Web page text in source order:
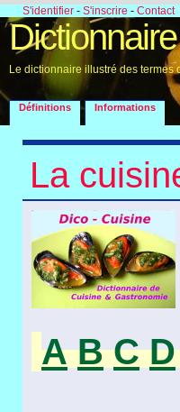
S'identifier - S'inscrire - Contact
Le dictionnaire illustré des termes
Définitions Informations
La
A B C D